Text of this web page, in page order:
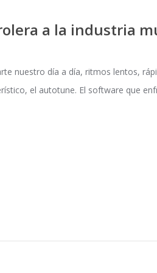
a la industria
nuestro día a día, ritmos lentos,
el autotune. El software que